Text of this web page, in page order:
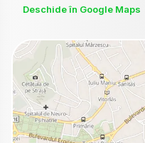
Deschide în Google Maps